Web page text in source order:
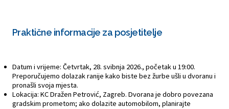
Praktične informacije za posjetitelje
Datum i vrijeme: Četvrtak, 28. svibnja 2026., početak u 19:00.
Preporučujemo dolazak ranije kako biste bez žurbe ušli u dvoranu i
pronašli svoja mjesta.
Lokacija: KC Dražen Petrović, Zagreb. Dvorana je dobro povezana
gradskim prometom; ako dolazite automobilom, planirajte